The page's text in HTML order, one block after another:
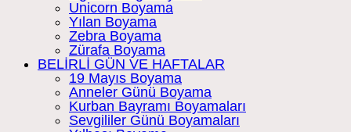
Unicorn Boyama
Yılan Boyama
Zebra Boyama
Zürafa Boyama
BELİRLİ GÜN VE HAFTALAR
19 Mayıs Boyama
Anneler Günü Boyama
Kurban Bayramı Boyamaları
Sevgililer Günü Boyamaları